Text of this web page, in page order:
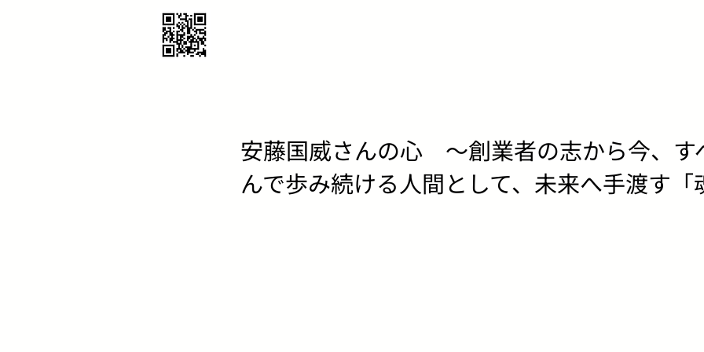
安藤国威さんの心 ～創業者の志から今、す
んで歩み続ける人間として、未来へ手渡す「